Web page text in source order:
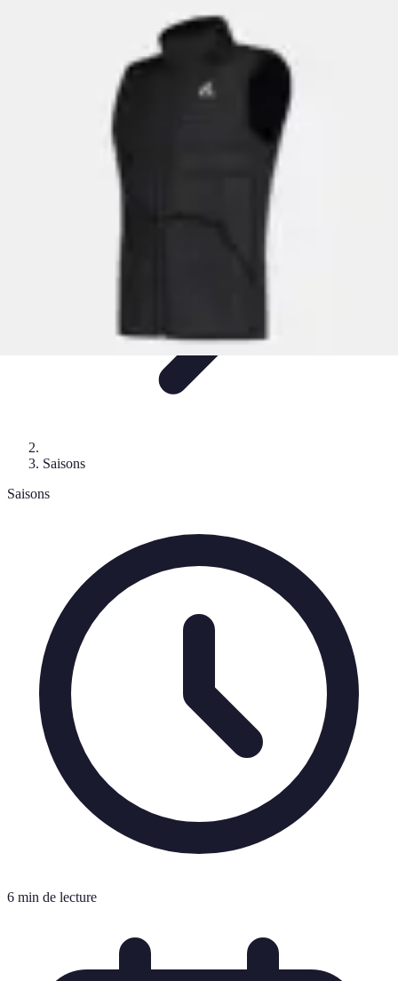
Conseils et AstucesInsolites Activités à sensations
Activités Sensations
Saisons
Saisons
6 min de lecture